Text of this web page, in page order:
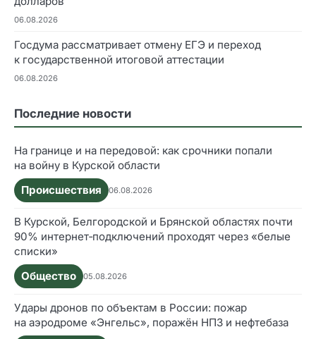
06.08.2026
Госдума рассматривает отмену ЕГЭ и переход
к государственной итоговой аттестации
06.08.2026
Последние новости
На границе и на передовой: как срочники попали
на войну в Курской области
Происшествия
06.08.2026
В Курской, Белгородской и Брянской областях почти
90% интернет‑подключений проходят через «белые
списки»
Общество
05.08.2026
Удары дронов по объектам в России: пожар
на аэродроме «Энгельс», поражён НПЗ и нефтебаза